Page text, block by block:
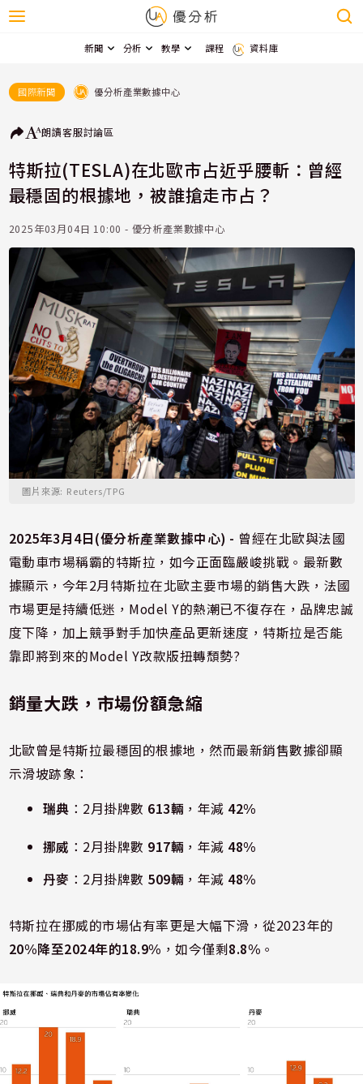
新聞 分析 教學 課程 資料庫
國際新聞 優分析產業數據中心
朗讀客服討論區
特斯拉(TESLA)在北歐市占近乎腰斬：曾經
最穩固的根據地，被誰搶走市占？
2025年03月04日 10:00 - 優分析產業數據中心
圖片來源: Reuters/TPG
2025年3月4日(優分析產業數據中心) - 曾經在北歐與法國
電動車市場稱霸的特斯拉，如今正面臨嚴峻挑戰。最新數
據顯示，今年2月特斯拉在北歐主要市場的銷售大跌，法國
市場更是持續低迷，Model Y的熱潮已不復存在，品牌忠誠
度下降，加上競爭對手加快產品更新速度，特斯拉是否能
靠即將到來的Model Y改款版扭轉頹勢?
銷量大跌，市場份額急縮
北歐曾是特斯拉最穩固的根據地，然而最新銷售數據卻顯
示滑坡跡象：
瑞典 ：2月掛牌數 613輛 ，年減 42%
挪威 ：2月掛牌數 917輛 ，年減 48%
丹麥 ：2月掛牌數 509輛 ，年減 48%
特斯拉在挪威的市場佔有率更是大幅下滑，從2023年的
20%降至2024年的18.9% ，如今僅剩8.8% 。